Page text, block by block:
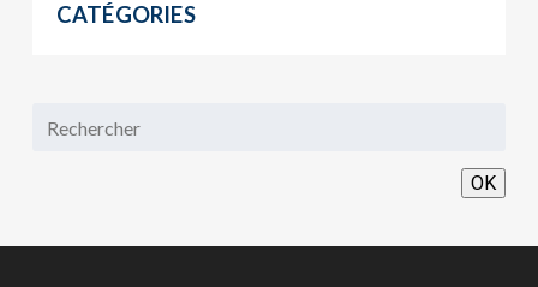
CATÉGORIES
OK